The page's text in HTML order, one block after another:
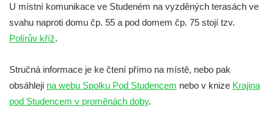
v Kamenném Újezdě
Kříž na křižovatce ulic 5. května a Dělnická
v Kamenném Újezdě
Kříž v Dělnické ulici v Kamenném Újezdě
Boží muka na křižovatce ulic Latrán a K
Malší ve Velešíně
U místní komunikace ve Studeném na vyzděných terasách ve
svahu naproti domu čp. 55 a pod domem čp. 75 stojí tzv.
Polírův kříž.
Stručná informace je ke čtení přímo na místě, nebo pak
obsáhleji na webu Spolku Pod Studencem nebo v knize Krajina
pod Studencem v proměnách doby.